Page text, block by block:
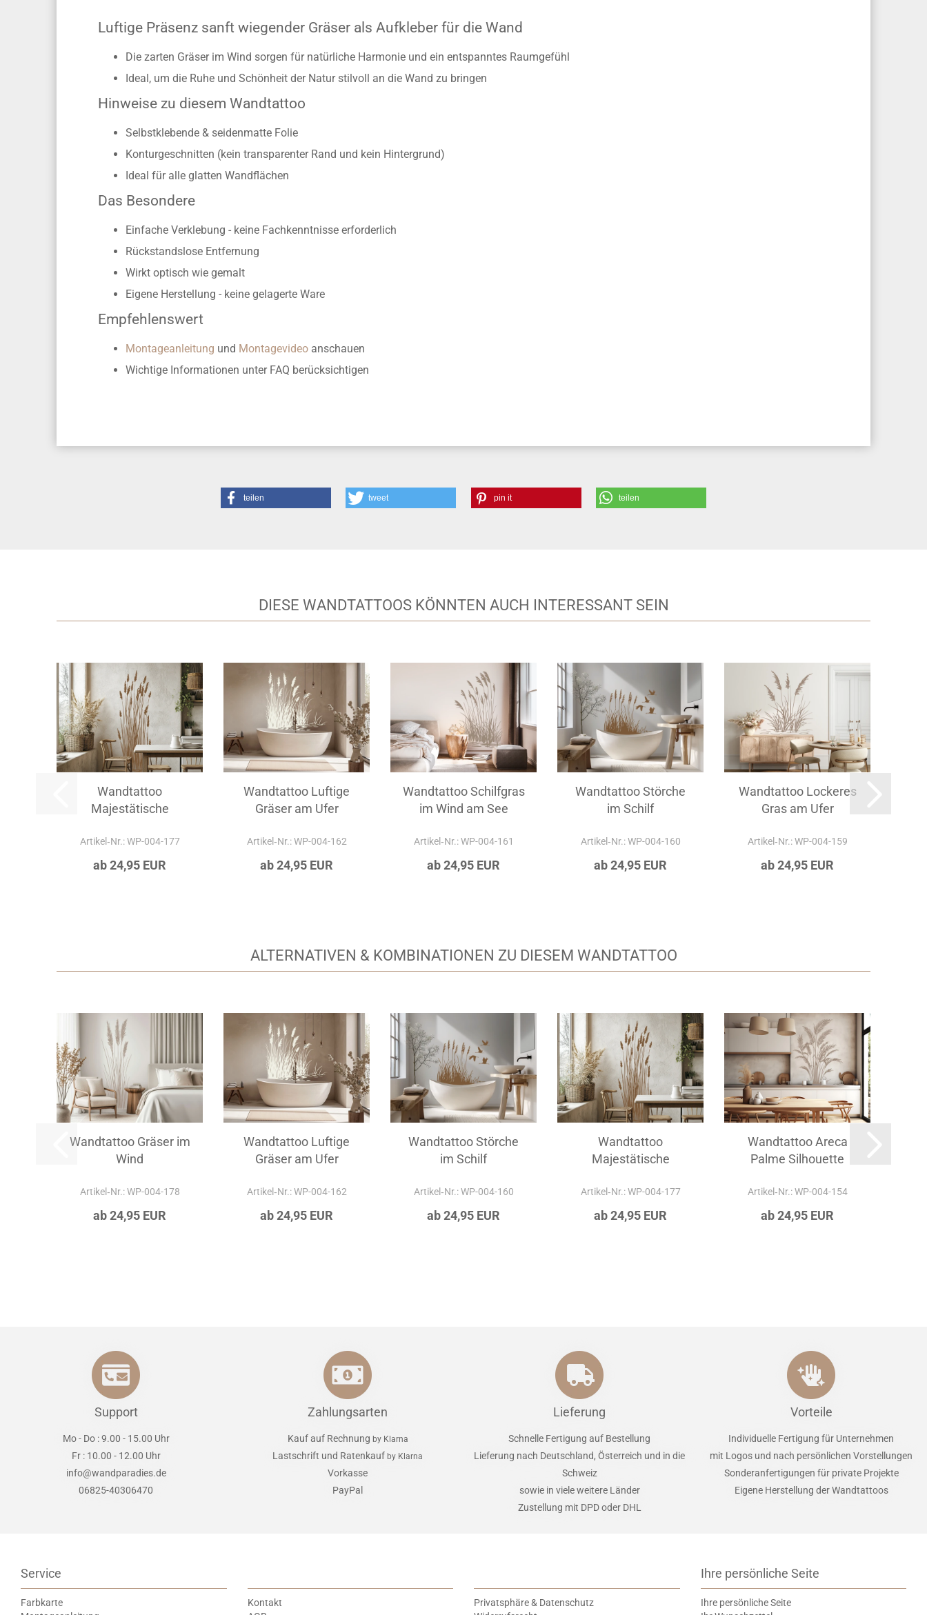
Luftige Präsenz sanft wiegender Gräser als Aufkleber für die Wand
Die zarten Gräser im Wind sorgen für natürliche Harmonie und ein entspanntes Raumgefühl
Ideal, um die Ruhe und Schönheit der Natur stilvoll an die Wand zu bringen
Hinweise zu diesem Wandtattoo
Selbstklebende & seidenmatte Folie
Konturgeschnitten (kein transparenter Rand und kein Hintergrund)
Ideal für alle glatten Wandflächen
Das Besondere
Einfache Verklebung - keine Fachkenntnisse erforderlich
Rückstandslose Entfernung
Wirkt optisch wie gemalt
Eigene Herstellung - keine gelagerte Ware
Empfehlenswert
Montageanleitung und Montagevideo anschauen
Wichtige Informationen unter FAQ berücksichtigen
teilen tweet pin it teilen
DIESE WANDTATTOOS KÖNNTEN AUCH INTERESSANT SEIN
Wandtattoo
Majestätische
Artikel‑Nr.: WP-004-177
ab 24,95 EUR
Wandtattoo Luftige
Gräser am Ufer
Artikel‑Nr.: WP-004-162
ab 24,95 EUR
Wandtattoo Schilfgras
im Wind am See
Artikel‑Nr.: WP-004-161
ab 24,95 EUR
Wandtattoo Störche
im Schilf
Artikel‑Nr.: WP-004-160
ab 24,95 EUR
Wandtattoo Lockeres
Gras am Ufer
Artikel‑Nr.: WP-004-159
ab 24,95 EUR
ALTERNATIVEN & KOMBINATIONEN ZU DIESEM WANDTATTOO
Wandtattoo Gräser im
Wind
Artikel‑Nr.: WP-004-178
ab 24,95 EUR
Wandtattoo Luftige
Gräser am Ufer
Artikel‑Nr.: WP-004-162
ab 24,95 EUR
Wandtattoo Störche
im Schilf
Artikel‑Nr.: WP-004-160
ab 24,95 EUR
Wandtattoo
Majestätische
Artikel‑Nr.: WP-004-177
ab 24,95 EUR
Wandtattoo Areca
Palme Silhouette
Artikel‑Nr.: WP-004-154
ab 24,95 EUR
Support
Mo - Do : 9.00 - 15.00 Uhr
Fr : 10.00 - 12.00 Uhr
info@wandparadies.de
06825-40306470
Zahlungsarten
Kauf auf Rechnung by Klarna
Lastschrift und Ratenkauf by Klarna
Vorkasse
PayPal
Lieferung
Schnelle Fertigung auf Bestellung
Lieferung nach Deutschland, Österreich und in die
Schweiz
sowie in viele weitere Länder
Zustellung mit DPD oder DHL
Vorteile
Individuelle Fertigung für Unternehmen
mit Logos und nach persönlichen Vorstellungen
Sonderanfertigungen für private Projekte
Eigene Herstellung der Wandtattoos
Service
Farbkarte
Kontakt
Privatsphäre & Datenschutz
Ihre persönliche Seite
Ihre persönliche Seite